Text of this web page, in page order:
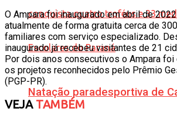
Natação paradesportiva de
O Ampara foi inaugurado em abril de
atualmente de forma gratuita cerca de
familiares com serviço especializado.
inaugurado já recebeu visitantes de 21
Por dois anos consecutivos o Ampara
os projetos reconhecidos pelo Prêmio
(PGP-PR).
VEJATAMBÉM